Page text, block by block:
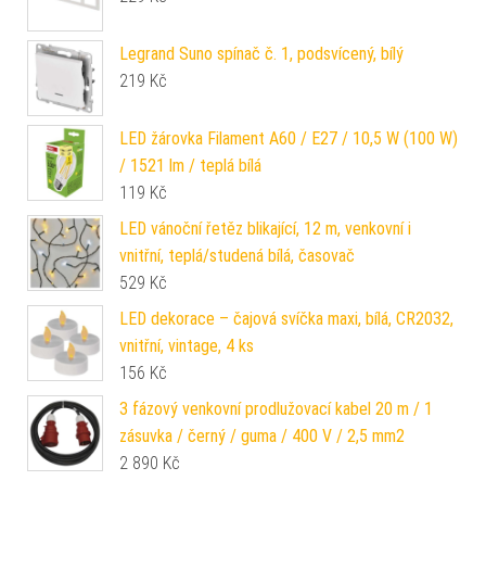
Legrand Suno spínač č. 1, podsvícený, bílý
219 Kč
LED žárovka Filament A60 / E27 / 10,5 W (100 W)
/ 1521 lm / teplá bílá
119 Kč
LED vánoční řetěz blikající, 12 m, venkovní i
vnitřní, teplá/studená bílá, časovač
529 Kč
LED dekorace – čajová svíčka maxi, bílá, CR2032,
vnitřní, vintage, 4 ks
156 Kč
3 fázový venkovní prodlužovací kabel 20 m / 1
zásuvka / černý / guma / 400 V / 2,5 mm2
2 890 Kč